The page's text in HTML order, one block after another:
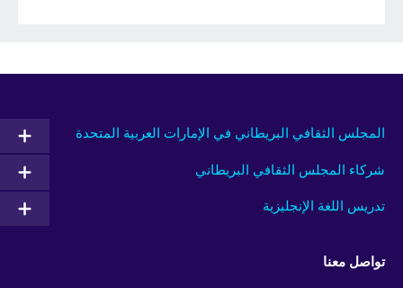
المجلس الثقافي البريطاني في الإمارات العربية المتحدة
شركاء المجلس الثقافي البريطاني
تدريس اللغة الإنجليزية
تواصل معنا